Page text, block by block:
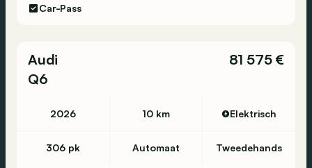
Car-Pass
Audi
Q6
81 575 €
2026 10 km Elektrisch
306 pk Automaat Tweedehands